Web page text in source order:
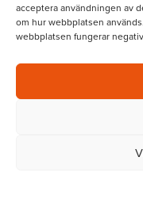
acceptera användningen av
om hur webbplatsen
webbplatsen fungerar